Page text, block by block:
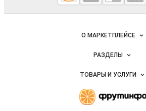
Fruitinfo.ru
— рынок
фруктов
Важные разделы и контакты
Навигация по сайтуО МАРКЕТПЛЕЙСЕ
Новости Fruitinfo.ru
Размещение рекламы
Публичная оферта
Контактная информация
РАЗДЕЛЫ
Объявления
Новости рынка
ТОВАРЫ И УСЛУГИ
Готовая продукция